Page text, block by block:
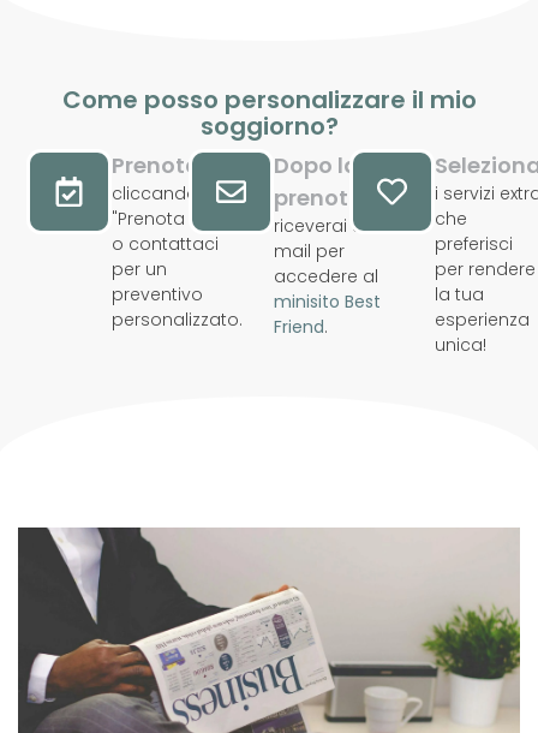
Come posso personalizzare il mio
soggiorno?
Prenota
cliccando su
"Prenota Ora"
o contattaci
per un
preventivo
personalizzato.
Dopo la
prenotazione
riceverai una
mail per
accedere al
minisito Best
Friend.
i servizi
che
preferisci
per rendere
la tua
esperienza
unica!